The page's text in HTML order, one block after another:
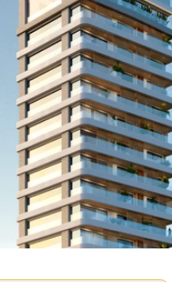
NEXT